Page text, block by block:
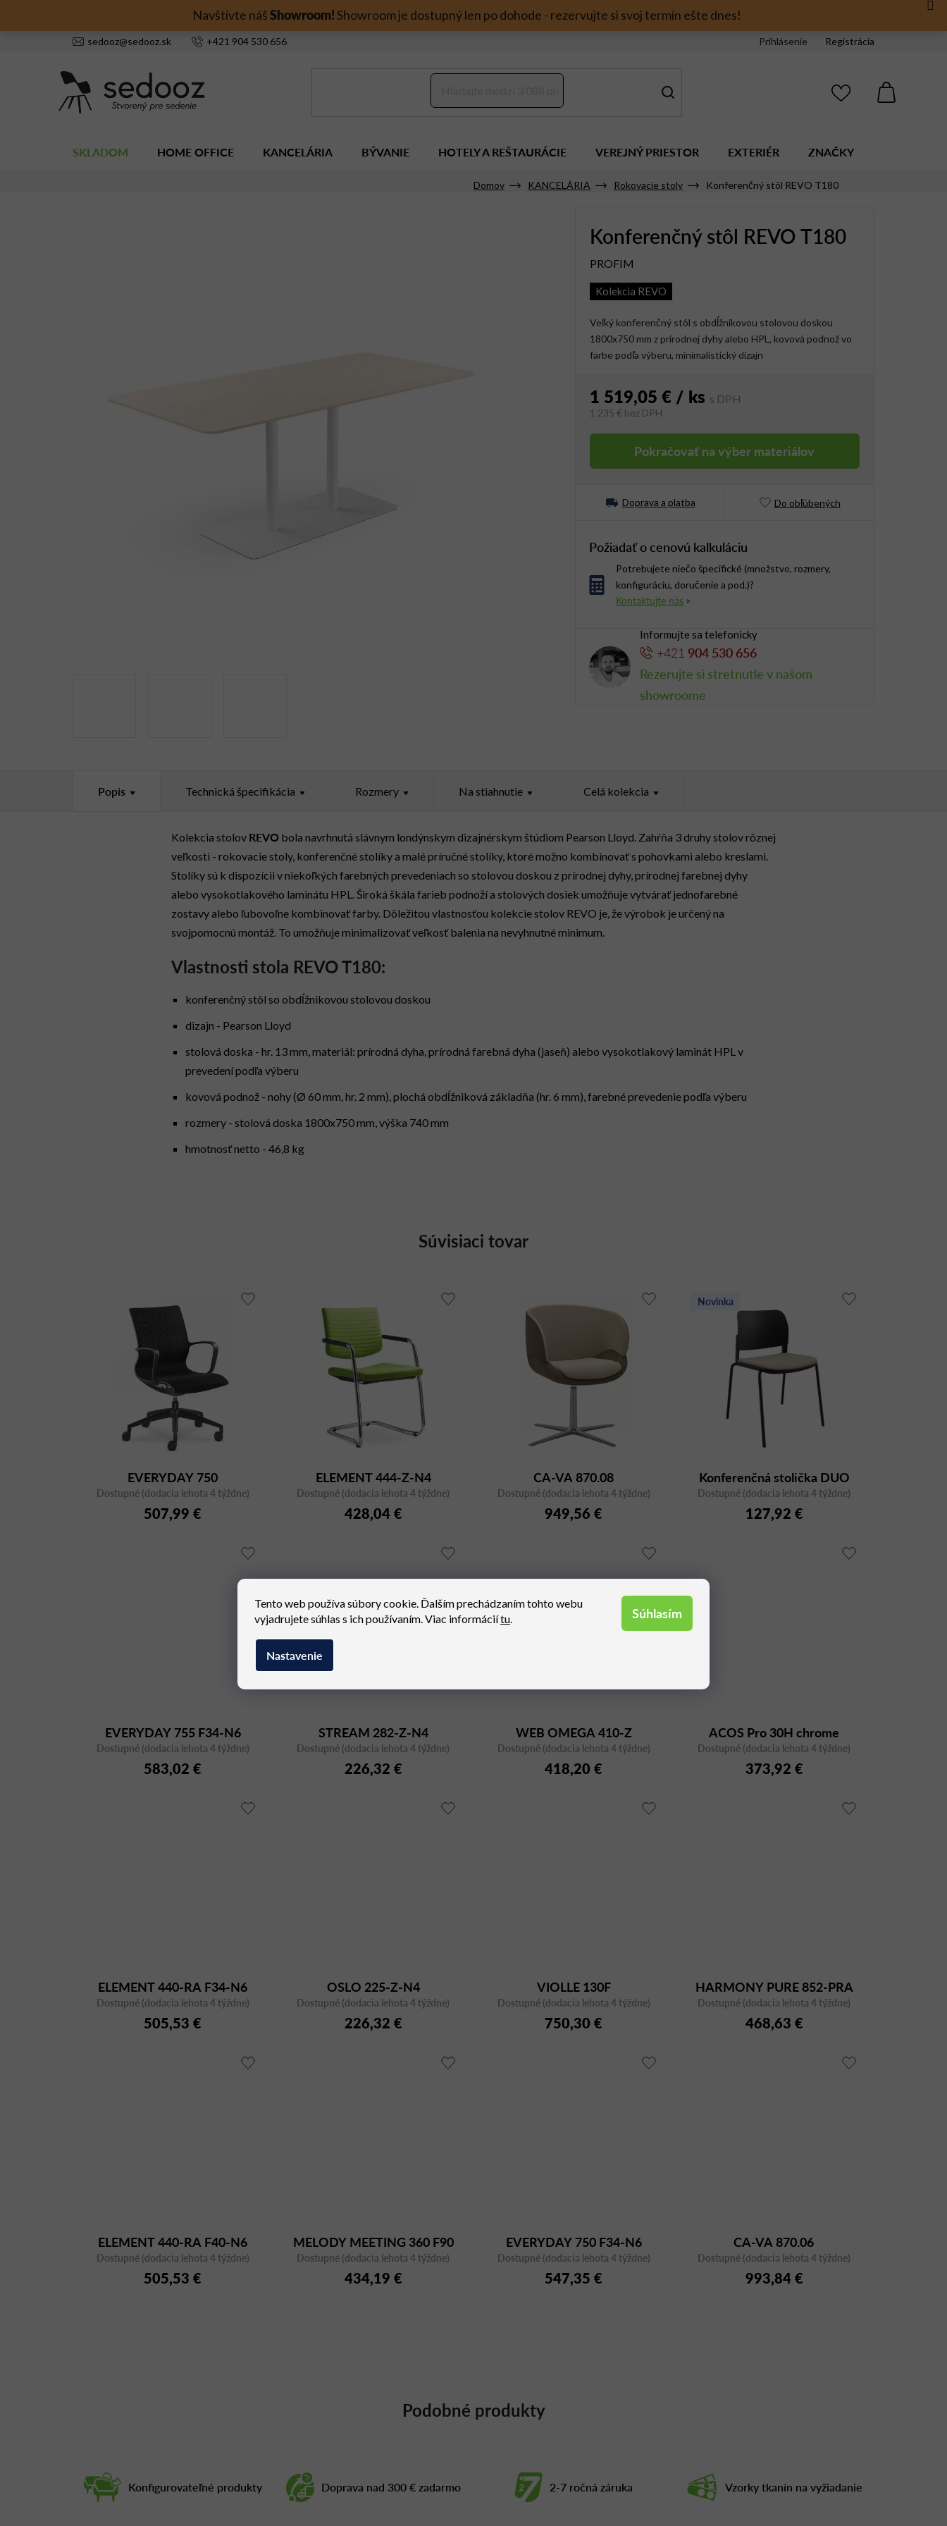
Tento web používa súbory cookie. Ďalším prechádzaním tohto webu
vyjadrujete súhlas s ich používaním. Viac informáciítu.
Nastavenie
Súhlasím
Navštívte nášShowroom!Showroom je dostupný len po dohode - rezervujte si svoj termín ešte dnes!
sedooz@sedooz.sk +421 904 530 656 Prihlásenie Registrácia
SKLADOM HOME OFFICE KANCELÁRIA BÝVANIE HOTELY A REŠTAURÁCIE VEREJNÝ PRIESTOR EXTERIÉR ZNAČKY
Domov KANCELÁRIA Rokovacie stoly Konferenčný stôl REVO T180
Konferenčný stôl REVO T180
PROFIM
Kolekcia REVO
Veľký konferenčný stôl s obdĺžnikovou stolovou doskou
1800x750 mm z prírodnej dyhy alebo HPL, kovová podnož vo
farbe podľa výberu, minimalistický dizajn
1 519,05 € / ks
1 235 €bez DPH
Pokračovať na výber materiálov
Doprava a platba Do obľúbených
Požiadať o cenovú kalkuláciu
Potrebujete niečo špecifické (množstvo, rozmery,
konfiguráciu, doručenie a pod.)?
Informujte sa telefonicky
+421 904 530 656
Rezerujte si stretnutie v našom
showroome
Konfigurovateľné produkty Doprava nad 300 € zadarmo 2-7 ročná záruka Vzorky tkanín na vyžiadanie
Popis Technická špecifikácia Rozmery Celá kolekcia
Kolekcia stolov REVO bola navrhnutá slávnym londýnskym dizajnérskym štúdiom Pearson Lloyd. Zahŕňa 3 druhy stolov rôznej
veľkosti - rokovacie stoly, konferenčné stolíky a malé príručné stolíky, ktoré možno kombinovať s pohovkami alebo kreslami.
Stolíky sú k dispozícii v niekoľkých farebných prevedeniach so stolovou doskou z prírodnej dyhy, prírodnej farebnej dyhy
alebo vysokotlakového laminátu HPL. Široká škála farieb podnoží a stolových dosiek umožňuje vytvárať jednofarebné
zostavy alebo ľubovoľne kombinovať farby. Dôležitou vlastnosťou kolekcie stolov REVO je, že výrobok je určený na
svojpomocnú montáž. To umožňuje minimalizovať veľkosť balenia na nevyhnutné minimum.
Vlastnosti stola REVO T180:
konferenčný stôl so obdĺžnikovou stolovou doskou
dizajn - Pearson Lloyd
stolová doska - hr. 13 mm, materiál: prírodná dyha, prírodná farebná dyha (jaseň) alebo vysokotlakový laminát HPL v
prevedení podľa výberu
kovová podnož - nohy (Ø 60 mm, hr. 2 mm), plochá obdĺžniková základňa (hr. 6 mm), farebné prevedenie podľa výberu
rozmery - stolová doska 1800x750 mm, výška 740 mm
hmotnosť netto - 46,8 kg
Súvisiaci tovar
EVERYDAY 750
Dostupné (dodacia lehota 4 týždne)
507,99 €
ELEMENT 444-Z-N4
Dostupné (dodacia lehota 4 týždne)
428,04 €
CA-VA 870.08
Dostupné (dodacia lehota 4 týždne)
949,56 €
Novinka
Konferenčná stolička DUO
DU-02
Dostupné (dodacia lehota 4 týždne)
127,92 €
EVERYDAY 755 F34-N6
Dostupné (dodacia lehota 4 týždne)
583,02 €
STREAM 282-Z-N4
Dostupné (dodacia lehota 4 týždne)
226,32 €
WEB OMEGA 410-Z
Dostupné (dodacia lehota 4 týždne)
418,20 €
ACOS Pro 30H chrome
Dostupné (dodacia lehota 4 týždne)
373,92 €
ELEMENT 440-RA F34-N6
Dostupné (dodacia lehota 4 týždne)
505,53 €
OSLO 225-Z-N4
Dostupné (dodacia lehota 4 týždne)
226,32 €
VIOLLE 130F
Dostupné (dodacia lehota 4 týždne)
750,30 €
HARMONY PURE 852-PRA
Dostupné (dodacia lehota 4 týždne)
468,63 €
ELEMENT 440-RA F40-N6
Dostupné (dodacia lehota 4 týždne)
505,53 €
MELODY MEETING 360 F90
Dostupné (dodacia lehota 4 týždne)
434,19 €
EVERYDAY 750 F34-N6
Dostupné (dodacia lehota 4 týždne)
547,35 €
CA-VA 870.06
Dostupné (dodacia lehota 4 týždne)
993,84 €
Podobné produkty